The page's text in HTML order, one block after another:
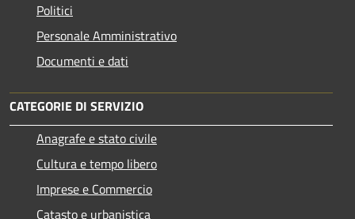
Politici
Personale Amministrativo
Documenti e dati
CATEGORIE DI SERVIZIO
Anagrafe e stato civile
Cultura e tempo libero
Imprese e Commercio
Catasto e urbanistica